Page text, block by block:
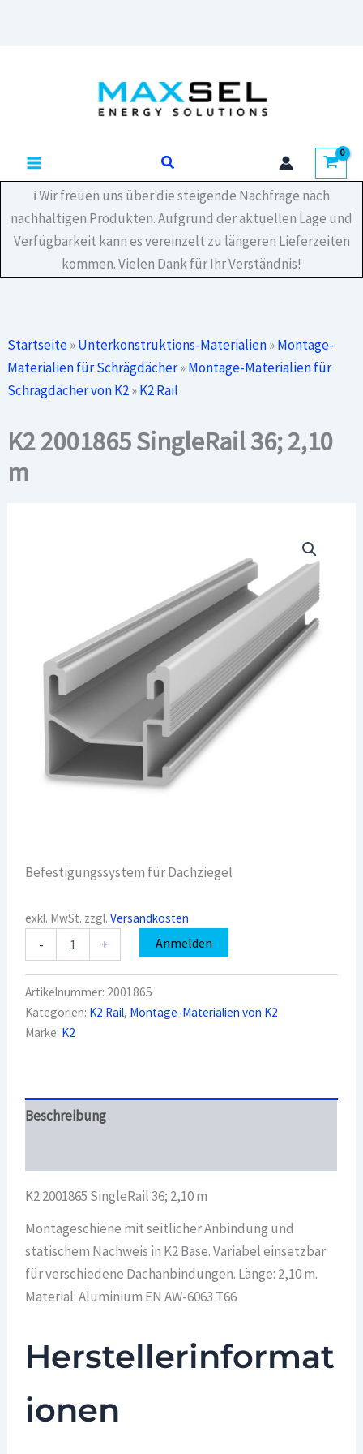
Suchen
ℹ️ Wir freuen uns über die steigende Nachfrage nach
nachhaltigen Produkten. Aufgrund der aktuellen Lage und
Verfügbarkeit kann es vereinzelt zu längeren Lieferzeiten
kommen. Vielen Dank für Ihr Verständnis!
Startseite»Unterkonstruktions-Materialien»Montage-
Materialien für Schrägdächer»Montage-Materialien für
Schrägdächer von K2»K2 Rail
K2 2001865 SingleRail 36; 2,10
m
Befestigungssystem für Dachziegel
exkl. MwSt. zzgl.Versandkosten
-
2001865
36;
2,10
m
Menge
+ Anmelden
Artikelnummer: 2001865
Kategorien: K2 Rail, Montage-Materialien von K2
Marke: K2
Beschreibung
K2 2001865 SingleRail 36; 2,10 m
Montageschiene mit seitlicher Anbindung und
statischem Nachweis in K2 Base. Variabel einsetzbar
für verschiedene Dachanbindungen. Länge: 2,10 m.
Material: Aluminium EN AW-6063 T66
Herstellerinformat
ionen